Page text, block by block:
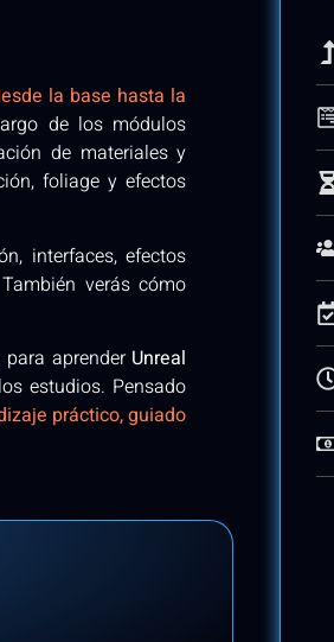
la base hasta la
de los módulos
de materiales y
foliage y efectos
interfaces, efectos
verás cómo
aprender Unreal
estudios. Pensado
práctico, guiado